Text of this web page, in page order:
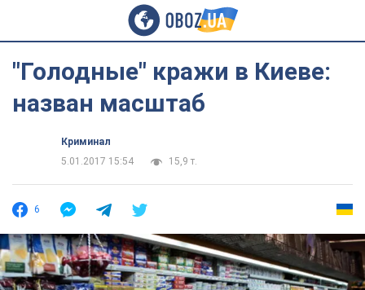
"Голодные" кражи в Киеве:
назван масштаб
Криминал
5.01.2017 15:54
15,9 т.
6